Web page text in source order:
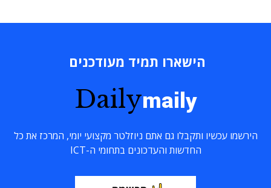
הישארו תמיד מעודכנים
Dailymaily
הירשמו עכשיו ותקבלו גם אתם ניוזלטר מקצועי יומי, המרכז את כל
החדשות והעדכונים בתחומי ה-ICT